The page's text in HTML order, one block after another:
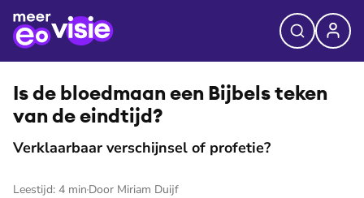
©AI
Is de bloedmaan een Bijbels teken
van de eindtijd?
Verklaarbaar verschijnsel of profetie?
Leestijd: 4 min Door Miriam Duijf